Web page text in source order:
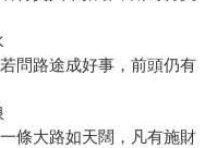
問路途成好事，前頭仍有
條大路如天闊，凡有施財